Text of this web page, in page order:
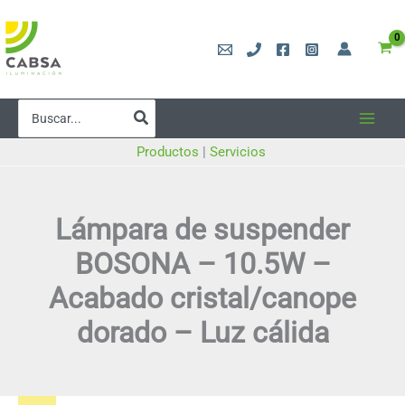
al
contenido
por:
Productos | Servicios
Lámpara de suspender
BOSONA – 10.5W –
Acabado cristal/canope
dorado – Luz cálida